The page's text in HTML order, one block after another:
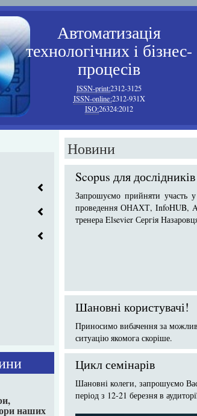
Автоматизація
технологічних i бізнес-
процесів
ISSN-print:2312-3125
ISSN-online:2312-931X
ISO:26324:2012
наших
Новини
Scopus для дослідників
Запрошуємо прийняти участь
проведення ОНАХТ, InfoHUB,
тренера Elsevier Сергія
Шановні користувачі!
Приносимо вибачення за
ситуацію якомога скоріше.
Цикл семінарів
Шановні колеги, запрошуємо
період з 12-21 березня в